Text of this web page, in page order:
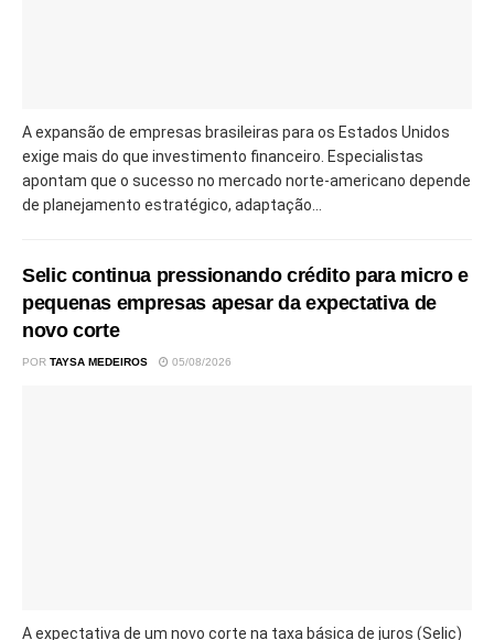
A expansão de empresas brasileiras para os Estados Unidos
exige mais do que investimento financeiro. Especialistas
apontam que o sucesso no mercado norte-americano depende
de planejamento estratégico, adaptação...
Selic continua pressionando crédito para micro e
pequenas empresas apesar da expectativa de
novo corte
POR TAYSA MEDEIROS 05/08/2026
A expectativa de um novo corte na taxa básica de juros (Selic)